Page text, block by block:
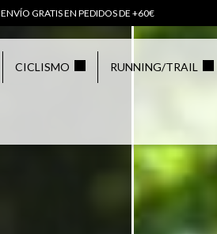
ENVÍO GRATIS EN PEDIDOS DE +60€
CICLISMO RUNNING/TRAIL